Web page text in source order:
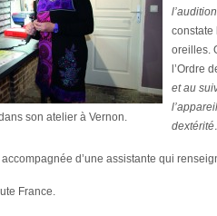
son atelier à Vernon.
constate
oreilles.
l’Ordre
et au
d’une assistante qui
France.